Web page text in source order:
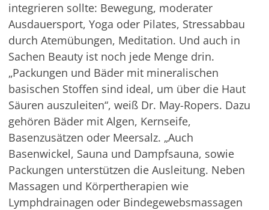
integrieren sollte: Bewegung, moderater
Ausdauersport, Yoga oder Pilates, Stressabbau
durch Atemübungen, Meditation. Und auch in
Sachen Beauty ist noch jede Menge drin.
„Packungen und Bäder mit mineralischen
basischen Stoffen sind ideal, um über die Haut
Säuren auszuleiten“, weiß Dr. May-Ropers. Dazu
gehören Bäder mit Algen, Kernseife,
Basenzusätzen oder Meersalz. „Auch
Basenwickel, Sauna und Dampfsauna, sowie
Packungen unterstützen die Ausleitung. Neben
Massagen und Körpertherapien wie
Lymphdrainagen oder Bindegewebsmassagen